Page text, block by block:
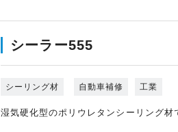
シーラー555
シーリング材 自動車補修 工業
湿気硬化型のポリウレタンシーリング材